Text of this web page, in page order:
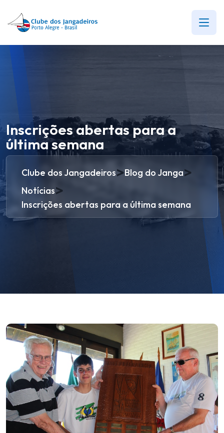
Inscrições abertas para a
última semana
Clube dos Jangadeiros>Blog do Janga>
Notícias>
Inscrições abertas para a última semana